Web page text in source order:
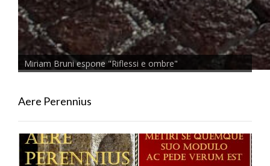
Miriam Bruni espone "Riflessi e ombre"
Aere Perennius